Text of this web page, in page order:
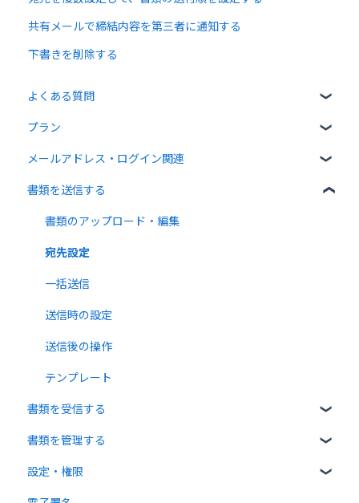
共有メールで締結内容を第三者に通知する
下書きを削除する
よくある質問
クラウドサインについて
書類について
操作方法について
通知メールについて
プラン
無料プラン
有料プラン
無料オプション
有料オプション
連携プラン
メールアドレス・ログイン関連
ログイン関連
書類を送信する
書類のアップロード・編集
宛先設定
一括送信
送信時の設定
送信後の操作
テンプレート
書類を受信する
受信者ガイド
書類の受信
書類を管理する
書類の確認
設定・権限